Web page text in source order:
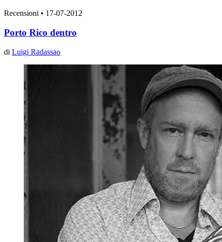
Recensioni • 17-07-2012
Porto Rico dentro
di Luigi Radassao